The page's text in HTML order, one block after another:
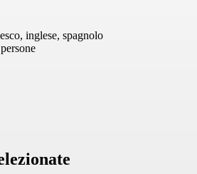
inglese, spagnolo